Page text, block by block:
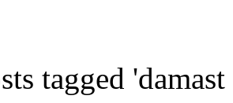
tagged